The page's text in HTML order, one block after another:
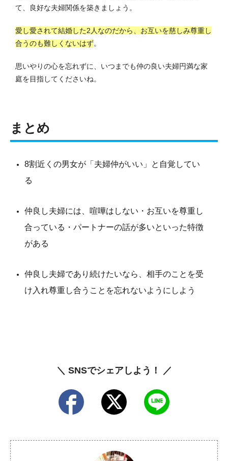
て、良好な夫婦関係を築きましょう。
愛し愛されて結婚した2人なのだから、お互いを慈しみ尊重し
合うのも難しくないはず。
思いやりの心を忘れずに、いつまでも仲の良い夫婦円満な家
庭を目指してくださいね。
まとめ
8割近くの男女が「夫婦仲がいい」と自覚してい
る
仲良し夫婦には、喧嘩はしない・お互いを尊重し
合っている・パートナーの話が多いといった特徴
がある
仲良し夫婦であり続けたいなら、相手のことを受
け入れ尊重し合うことを忘れないようにしよう
＼ SNSでシェアしよう！ ／